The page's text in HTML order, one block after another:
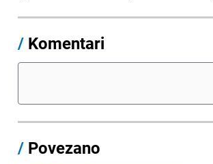
/ Komentari
/ Povezano